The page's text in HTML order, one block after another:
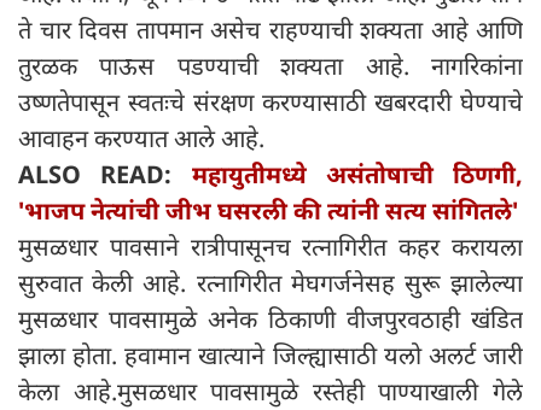
ते चार दिवस तापमान असेच राहण्याची शक्यता आहे आणि
तुरळक पाऊस पडण्याची शक्यता आहे. नागरिकांना
उष्णतेपासून स्वतःचे संरक्षण करण्यासाठी खबरदारी घेण्याचे
आवाहन करण्यात आले आहे.
ALSO READ: महायुतीमध्ये असंतोषाची ठिणगी,
'भाजप नेत्यांची जीभ घसरली की त्यांनी सत्य सांगितले'
मुसळधार पावसाने रात्रीपासूनच रत्नागिरीत कहर करायला
सुरुवात केली आहे. रत्नागिरीत मेघगर्जनेसह सुरू झालेल्या
मुसळधार पावसामुळे अनेक ठिकाणी वीजपुरवठाही खंडित
झाला होता. हवामान खात्याने जिल्ह्यासाठी यलो अलर्ट जारी
केला आहे.मुसळधार पावसामुळे रस्तेही पाण्याखाली गेले